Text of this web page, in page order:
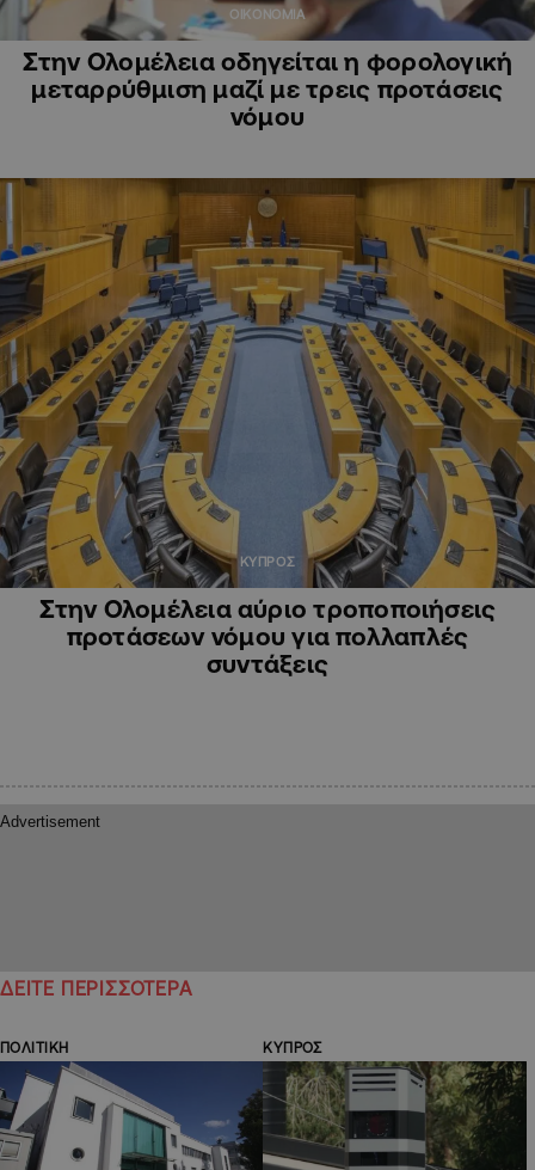
ΟΙΚΟΝΟΜΙΑ
Στην Ολομέλεια οδηγείται η φορολογική
μεταρρύθμιση μαζί με τρεις προτάσεις
νόμου
ΚΥΠΡΟΣ
Στην Ολομέλεια αύριο τροποποιήσεις
προτάσεων νόμου για πολλαπλές
συντάξεις
ΔΕΙΤΕ ΠΕΡΙΣΣΟΤΕΡΑ
ΠΟΛΙΤΙΚΗ ΚΥΠΡΟΣ